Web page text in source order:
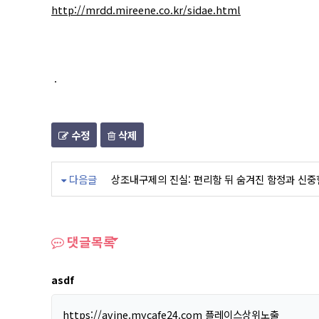
http://mrdd.mireene.co.kr/sidae.html
.
수정 삭제
다음글 상조내구제의 진실: 편리함 뒤 숨겨진 함정과 신
댓글목록
asdf
https://avine.mycafe24.com 플레이스상위노출